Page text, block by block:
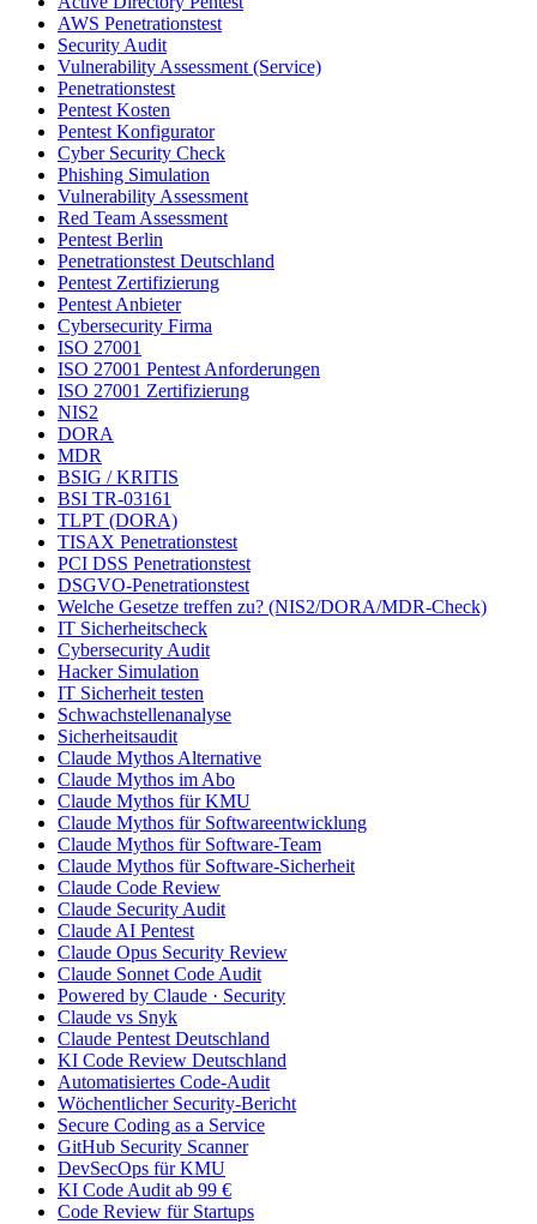
AWS Penetrationstest
Security Audit
Vulnerability Assessment (Service)
Penetrationstest
Pentest Kosten
Pentest Konfigurator
Cyber Security Check
Phishing Simulation
Vulnerability Assessment
Red Team Assessment
Pentest Berlin
Penetrationstest Deutschland
Pentest Zertifizierung
Pentest Anbieter
Cybersecurity Firma
ISO 27001
ISO 27001 Pentest Anforderungen
ISO 27001 Zertifizierung
NIS2
DORA
MDR
BSIG / KRITIS
BSI TR-03161
TLPT (DORA)
TISAX Penetrationstest
PCI DSS Penetrationstest
DSGVO-Penetrationstest
Welche Gesetze treffen zu? (NIS2/DORA/MDR-Check)
IT Sicherheitscheck
Cybersecurity Audit
Hacker Simulation
IT Sicherheit testen
Schwachstellenanalyse
Sicherheitsaudit
Claude Mythos Alternative
Claude Mythos im Abo
Claude Mythos für KMU
Claude Mythos für Softwareentwicklung
Claude Mythos für Software-Team
Claude Mythos für Software-Sicherheit
Claude Code Review
Claude Security Audit
Claude AI Pentest
Claude Opus Security Review
Claude Sonnet Code Audit
Powered by Claude · Security
Claude vs Snyk
Claude Pentest Deutschland
KI Code Review Deutschland
Automatisiertes Code-Audit
Wöchentlicher Security-Bericht
Secure Coding as a Service
GitHub Security Scanner
DevSecOps für KMU
KI Code Audit ab 99 €
Code Review für Startups